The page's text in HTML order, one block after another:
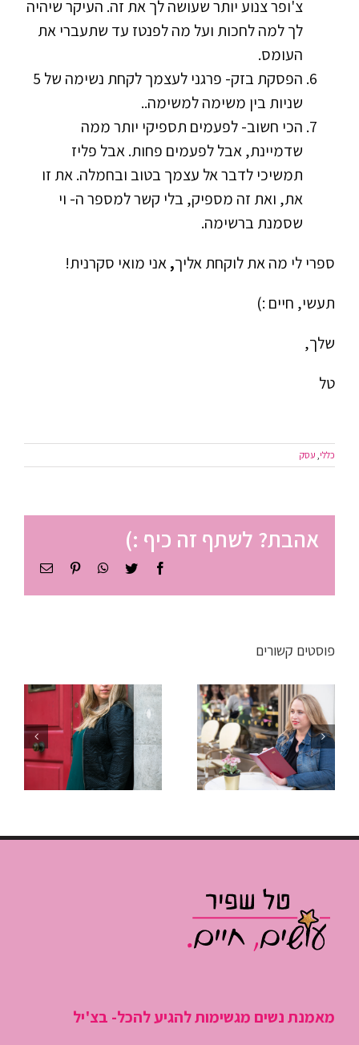
צ'ופר צנוע יותר שעושה לך את זה. העיקר שיהיה
לך למה לחכות ועל מה לפנטז עד שתעברי את
העומס.
הפסקת בזק- פרגני לעצמך לקחת נשימה של 5
שניות בין משימה למשימה..
הכי חשוב- לפעמים תספיקי יותר ממה
שדמיינת, אבל לפעמים פחות. אבל פליז
תמשיכי לדבר אל עצמך בטוב ובחמלה. את זו
את, ואת זה מספיק, בלי קשר למספר ה- וי
שסמנת ברשימה.
ספרי לי מה את לוקחת אליך,אני מואי סקרנית!
תעשי, חיים :)
שלך,
טל
כללי, עסק
אהבת? לשתף זה כיף :)
Facebook
Twitter
WhatsApp
Pinterestכתובת
פוסטים קשורים
שהתארכה?
איך לנהל
פגישות שלא
יום עבודה
לסטודנטים
– איך
להפסיק
“לכבות
שריפות”
היום
מאמנת נשים מגשימות להגיע להכל- בצ'יל